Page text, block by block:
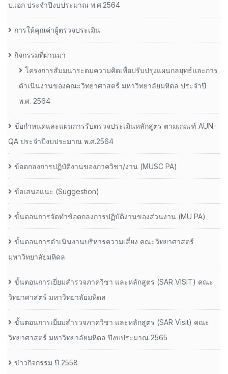
ป.เอก ประจําปีงบประมาณ พ.ศ.2564
การให้คุณค่าผู้ตรวจประเมิน
กิจกรรมที่ผ่านมา
โครงการสัมมนาระดมความคิดเพื่อปรับปรุงแผนกลยุทธ์และการ
ดำเนินงานของคณะวิทยาศาสตร์ มหาวิทยาลัยมหิดล ประจำปี
พ.ศ. 2564
ข้อกำหนดและแผนการรับตรวจประเมินหลักสูตร ตามเกณฑ์ AUN-
QA ประจำปีงบประมาณ พ.ศ.2564
ข้อตกลงการปฏิบัติงานของภาควิชา/งาน (MUSC PA)
ข้อเสนอแนะ (Suggestion)
ขั้นตอนการจัดทำข้อตกลงการปฏิบัติงานของส่วนงาน (MU PA)
ขั้นตอนการดำเนินงานบริหารความเสี่ยง คณะวิทยาศาสตร์
มหาวิทยาลัยมหิดล
ขั้นตอนการเยี่ยมสำรวจภาควิชา และหลักสูตร (SAR VISIT) คณะ
วิทยาศาสตร์ มหาวิทยาลัยมหิดล
ขั้นตอนการเยี่ยมสำรวจภาควิชา และหลักสูตร (SAR Visit) คณะ
วิทยาศาสตร์ มหาวิทยาลัยมหิดล ปีงบประมาณ 2565
ข่าวกิจกรรม ปี 2558